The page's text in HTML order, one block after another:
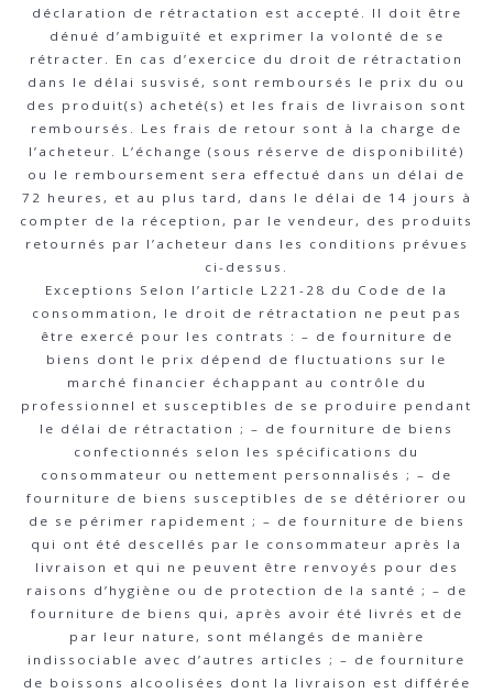
déclaration de rétractation est accepté. Il doit être
dénué d’ambiguïté et exprimer la volonté de se
rétracter. En cas d’exercice du droit de rétractation
dans le délai susvisé, sont remboursés le prix du ou
des produit(s) acheté(s) et les frais de livraison sont
remboursés. Les frais de retour sont à la charge de
l’acheteur. L’échange (sous réserve de disponibilité)
ou le remboursement sera effectué dans un délai de
72 heures, et au plus tard, dans le délai de 14 jours à
compter de la réception, par le vendeur, des produits
retournés par l’acheteur dans les conditions prévues
ci-dessus.
Exceptions Selon l’article L221-28 du Code de la
consommation, le droit de rétractation ne peut pas
être exercé pour les contrats : – de fourniture de
biens dont le prix dépend de fluctuations sur le
marché financier échappant au contrôle du
professionnel et susceptibles de se produire pendant
le délai de rétractation ; – de fourniture de biens
confectionnés selon les spécifications du
consommateur ou nettement personnalisés ; – de
fourniture de biens susceptibles de se détériorer ou
de se périmer rapidement ; – de fourniture de biens
qui ont été descellés par le consommateur après la
livraison et qui ne peuvent être renvoyés pour des
raisons d’hygiène ou de protection de la santé ; – de
fourniture de biens qui, après avoir été livrés et de
par leur nature, sont mélangés de manière
indissociable avec d’autres articles ; – de fourniture
de boissons alcoolisées dont la livraison est différée